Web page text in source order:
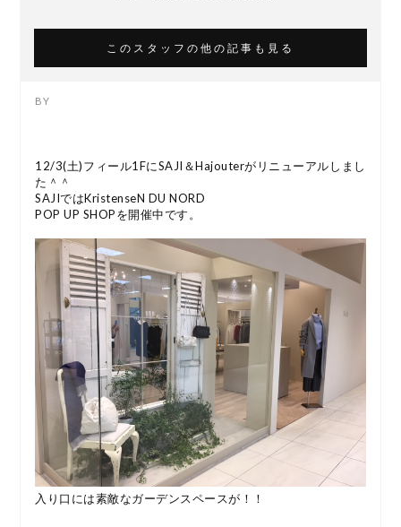
このスタッフの他の記事も見る
12/3(土)フィール1FにSAJI＆Hajouterがリニューアルしまし
た＾＾
SAJIではKristenseN DU NORD
POP UP SHOPを開催中です。
入り口には素敵なガーデンスペースが！！